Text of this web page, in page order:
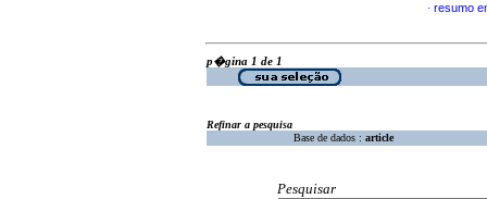
· resumo
p�gina 1 de 1
Refinar a pesquisa
Base de dados : article
Pesquisar